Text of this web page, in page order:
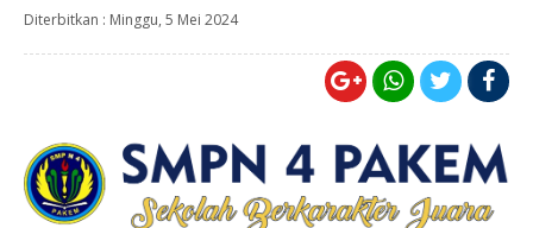
Diterbitkan : Minggu, 5 Mei 2024